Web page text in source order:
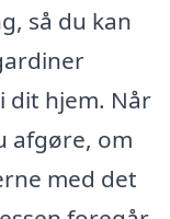
så du kan
dit hjem. Når
afgøre, om
med det